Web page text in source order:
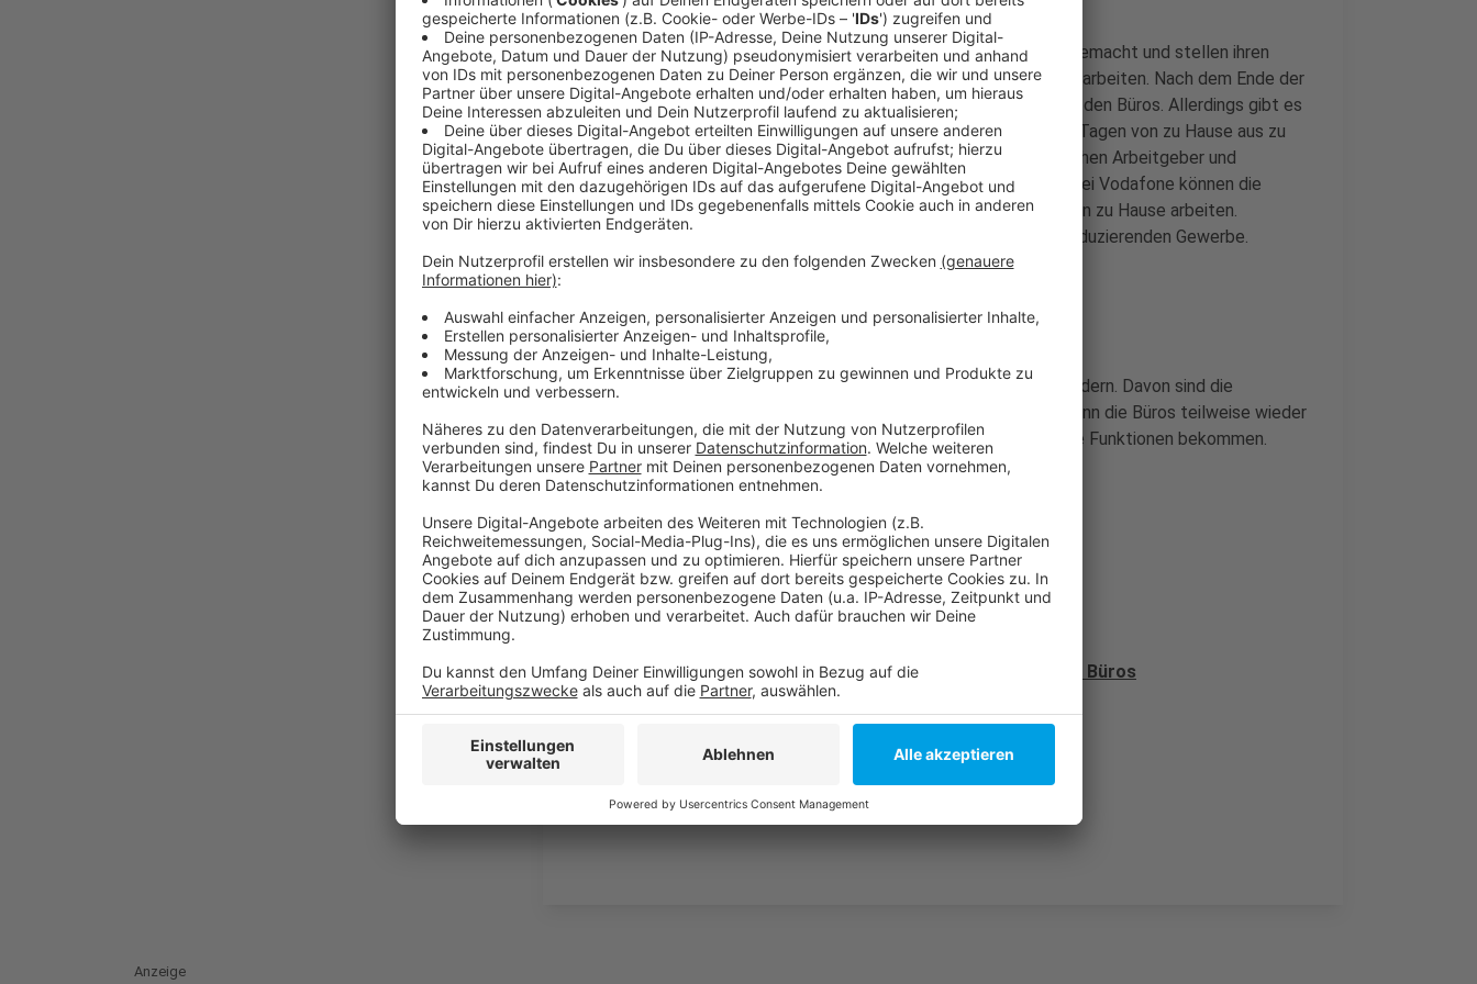
Viele Unternehmen in unserer Stadt haben positive Erfahrungen gemacht und stellen ihren
Mitarbeiterinnen und Mitarbeiter nach wie vor frei, von wo aus sie arbeiten. Nach dem Ende der
Homeoffice Pflicht im Juli ist es wieder etwas voller geworden in den Büros. Allerdings gibt es
in vielen Unternehmen nach wie vor die Möglichkeit an bis zu drei Tagen von zu Hause aus zu
arbeiten. Durch die positiven Erfahrungen sei das Vertrauen zwischen Arbeitgeber und
Arbeitnehmer gewachsen, heißt es von der Unternehmerschaft. Bei Vodafone können die
Mitarbeiterinnen und Mitarbeiter, wenn es sie wollen, komplett von zu Hause arbeiten.
Homeoffice hat natürlich auch seine Grenzen; zum Beispiel im produzierenden Gewerbe.
Ansonsten habe sich das Modell bewährt, heißt es.
Anzeige
Homeoffice wird den Büromarkt in unserer Stadt nachhaltig verändern. Davon sind die
Immobilien-Experten von Jones Lang LaSalle überzeugt. Auch wenn die Büros teilweise wieder
etwas voller geworden sind, sie haben mittlerweile bereits andere Funktionen bekommen.
Anzeige
Weitere Infos und Links zum Thema:
Anzeige
Nach dem Ende der Homeoffice-Pflicht. Das gilt aktuell in den Büros
Hier informiert die Stadt über das Thema Homeoffice
So haben wir über das Thema Homeoffice berichtet
Anzeige
Anzeige